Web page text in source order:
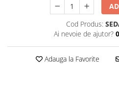
Decoratiuni interioare
Accesorii decorative
Oglinzi
Rame foto
Cod Produs:
Ai nevoie de ajutor?
Adauga la Favorite